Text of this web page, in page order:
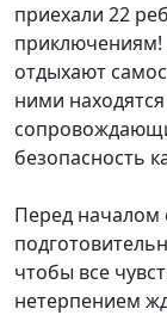
приехали 22
отдыхают
ними
безопасность
Перед началом
чтобы все
нетерпением